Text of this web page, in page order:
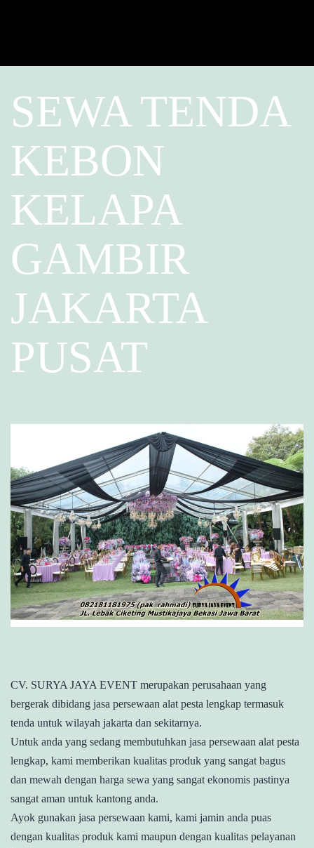
SEWA TENDA
KEBON
KELAPA
GAMBIR
JAKARTA
PUSAT
CV. SURYA JAYA EVENT merupakan perusahaan yang
bergerak dibidang jasa persewaan alat pesta lengkap termasuk
tenda untuk wilayah jakarta dan sekitarnya.
Untuk anda yang sedang membutuhkan jasa persewaan alat pesta
lengkap, kami memberikan kualitas produk yang sangat bagus
dan mewah dengan harga sewa yang sangat ekonomis pastinya
sangat aman untuk kantong anda.
Ayok gunakan jasa persewaan kami, kami jamin anda puas
dengan kualitas produk kami maupun dengan kualitas pelayanan